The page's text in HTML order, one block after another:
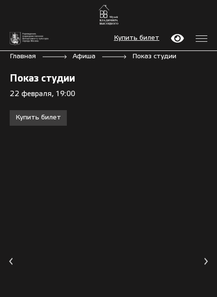
Купить билет
Главная Афиша Показ студии
Показ студии
22 февраля, 19:00
Купить билет